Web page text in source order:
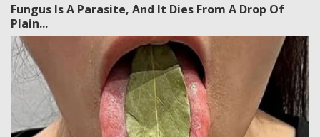
Fungus Is A Parasite, And It Dies From A Drop Of
Plain...